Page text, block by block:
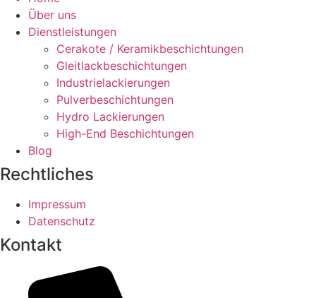
Über uns
Dienstleistungen
Cerakote / Keramikbeschichtungen
Gleitlackbeschichtungen
Industrielackierungen
Pulverbeschichtungen
Hydro Lackierungen
High-End Beschichtungen
Blog
Rechtliches
Impressum
Datenschutz
Kontakt